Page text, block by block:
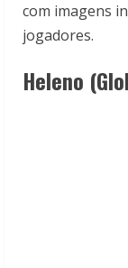
com imagens
jogadores.
Heleno